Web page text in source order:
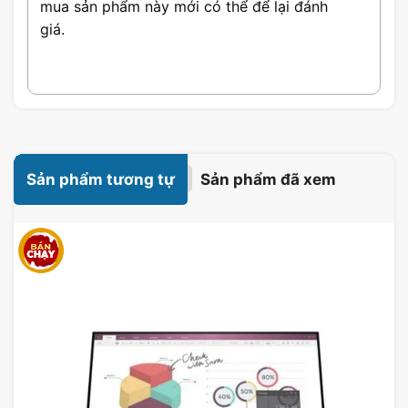
Thiết Kế Đẹp Mắt & Chất Lượng
Thiết kế của
rất ấn tượng với lớp vỏ nhựa chắc chắn, viền
cho phép người chơi hoàn toàn ngập tràn
vào thế giới game.
mua sản phẩm này mới có thể để lại đánh
giá.
Sản phẩm tương tự Sản phẩm đã xem